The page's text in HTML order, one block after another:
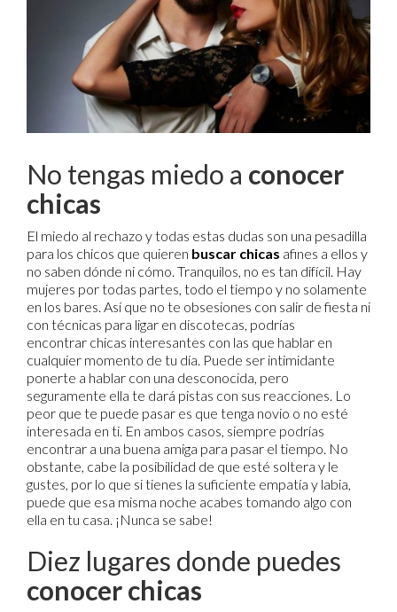
No tengas miedo a conocer
chicas
El miedo al rechazo y todas estas dudas son una pesadilla
para los chicos que quieren buscar chicas afines a ellos y
no saben dónde ni cómo. Tranquilos, no es tan difícil. Hay
mujeres por todas partes, todo el tiempo y no solamente
en los bares. Así que no te obsesiones con salir de fiesta ni
con técnicas para ligar en discotecas, podrías
encontrar chicas interesantes con las que hablar en
cualquier momento de tu día. Puede ser intimidante
ponerte a hablar con una desconocida, pero
seguramente ella te dará pistas con sus reacciones. Lo
peor que te puede pasar es que tenga novio o no esté
interesada en ti. En ambos casos, siempre podrías
encontrar a una buena amiga para pasar el tiempo. No
obstante, cabe la posibilidad de que esté soltera y le
gustes, por lo que si tienes la suficiente empatía y labia,
puede que esa misma noche acabes tomando algo con
ella en tu casa. ¡Nunca se sabe!
Diez lugares donde puedes
conocer chicas